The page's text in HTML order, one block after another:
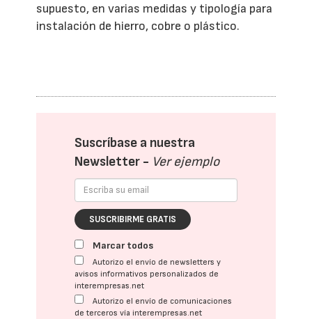
supuesto, en varias medidas y tipología para
instalación de hierro, cobre o plástico.
Suscríbase a nuestra
Newsletter - Ver ejemplo
SUSCRIBIRME GRATIS
Marcar todos
Autorizo el envío de newsletters y
avisos informativos personalizados de
interempresas.net
Autorizo el envío de comunicaciones
de terceros vía interempresas.net